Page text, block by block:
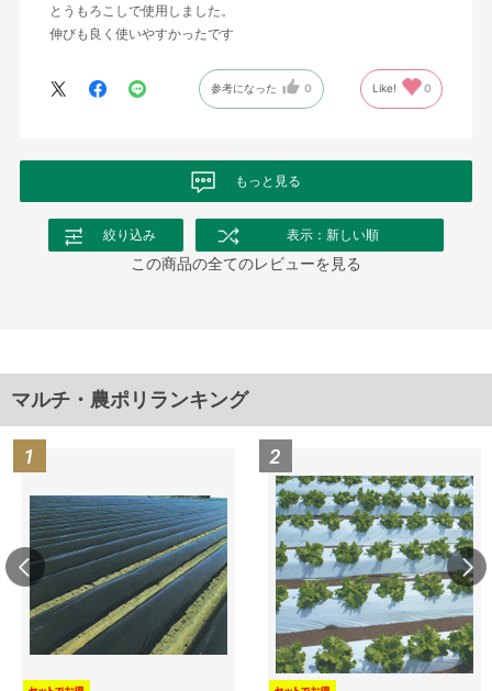
とうもろこしで使用しました。
伸びも良く使いやすかったです
参考になった 0 Like! 0
もっと見る
絞り込み 表示：新しい順
この商品の全てのレビューを見る
マルチ・農ポリランキング